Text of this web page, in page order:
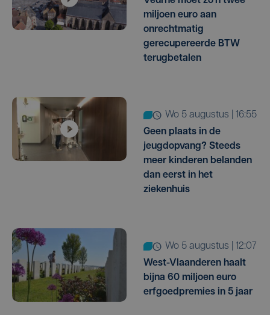
miljoen euro aan
onrechtmatig
gerecupereerde BTW
terugbetalen
wo 5 augustus | 16:55
Geen plaats in de
jeugdopvang? Steeds
meer kinderen belanden
dan eerst in het
ziekenhuis
wo 5 augustus | 12:07
West-Vlaanderen haalt
bijna 60 miljoen euro
erfgoedpremies in 5 jaar